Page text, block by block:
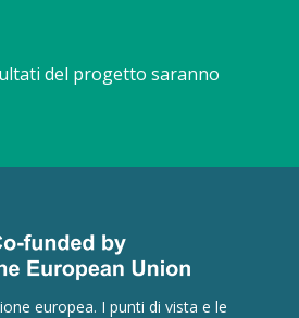
del progetto saranno
europea. I punti di vista e le